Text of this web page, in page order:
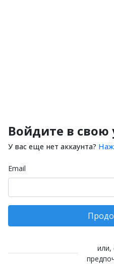
Войдите в свою
У вас еще нет аккаунта?
Email
или,